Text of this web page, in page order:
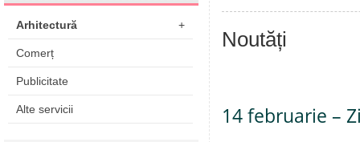
Arhitectură +
Comerț
Publicitate
Alte servicii
Noutăți
14 februarie –